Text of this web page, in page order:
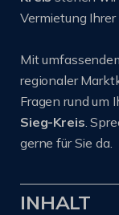
Vermietung
Mit
regionaler
Fragen rund um
Sieg-Kreis.
gerne für Sie da.
INHALT